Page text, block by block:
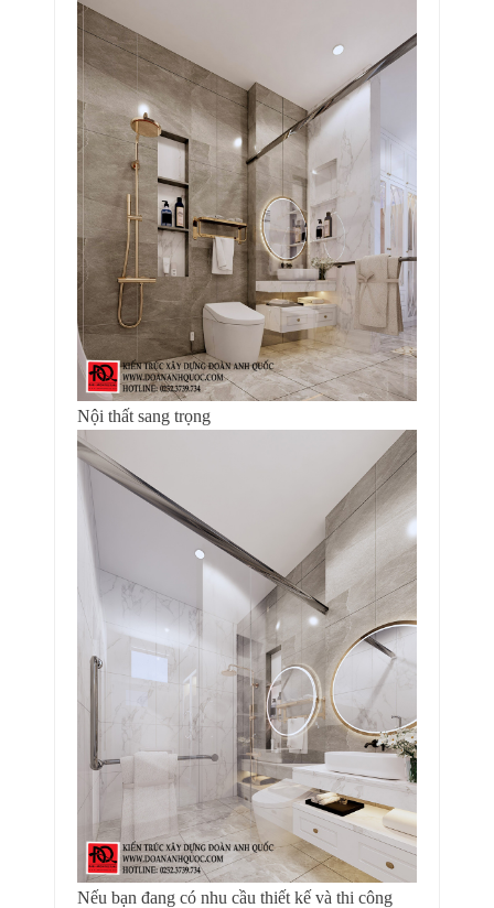
Nội thất sang trọng
Nếu bạn đang có nhu cầu thiết kế và thi công